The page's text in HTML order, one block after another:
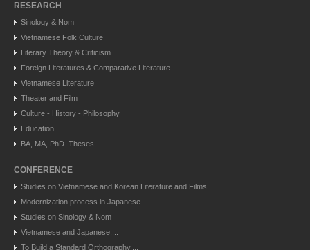
RESEARCH
Sinology & Nom
Vietnamese Folk Culture
Literary Theory & Criticism
Foreign Literatures & Comparative Literature
Vietnamese Literature
Theater and Film
Culture - History - Philosophy
Education
BA, MA, PhD. Theses
CONFERENCE
Studies on Vietnamese and Korean Literature and Films
Modernization process in Japanese....
Studies on Sinology & Nom
Vietnamese and Japanese....
To Build a Standard Orthography....